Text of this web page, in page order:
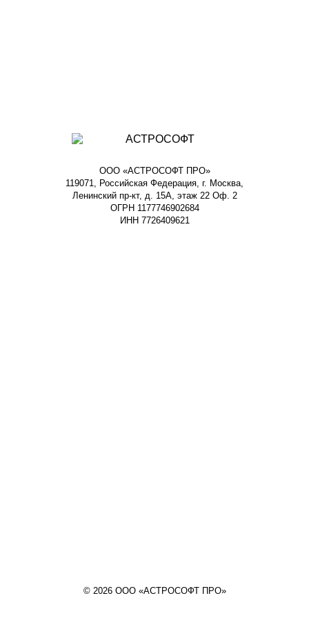
ООО «АСТРОСОФТ ПРО»
119071, Российская Федерация, г. Москва,
Ленинский пр-кт, д. 15А, этаж 22 Оф. 2
ОГРН 1177746902684
ИНН 7726409621
© 2026 ООО «АСТРОСОФТ ПРО»